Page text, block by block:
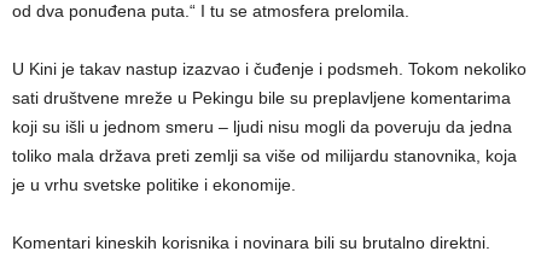
od dva ponuđena puta.“ I tu se atmosfera prelomila.
U Kini je takav nastup izazvao i čuđenje i podsmeh. Tokom nekoliko
sati društvene mreže u Pekingu bile su preplavljene komentarima
koji su išli u jednom smeru – ljudi nisu mogli da poveruju da jedna
toliko mala država preti zemlji sa više od milijardu stanovnika, koja
je u vrhu svetske politike i ekonomije.
Komentari kineskih korisnika i novinara bili su brutalno direktni.